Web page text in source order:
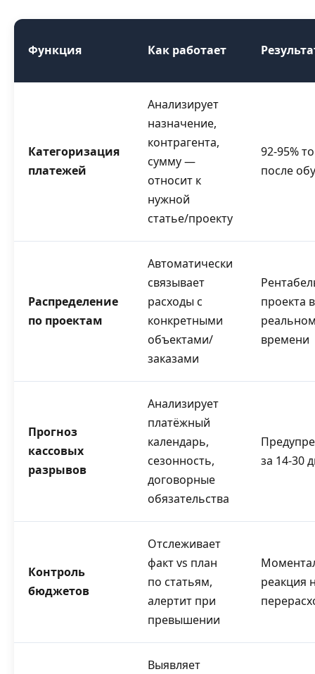
Функция Как работает
Категоризация
платежей
Анализирует
назначение,
контрагента,
сумму —
относит к
нужной
статье/проекту
92-95%
после
Распределение
по проектам
Автоматически
связывает
расходы с
конкретными
объектами/
заказами
проекта в
времени
Прогноз
кассовых
разрывов
Анализирует
платёжный
календарь,
сезонность,
договорные
обязательства
за 14-30
Контроль
бюджетов
Отслеживает
факт vs план
по статьям,
алертит при
превышении
реакция
Выявляет